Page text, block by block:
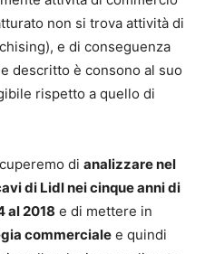
non si trova attività di
e di conseguenza
descritto è consono al suo
rispetto a quello di
di analizzare nel
di Lidl nei cinque anni di
al 2018 e di mettere in
commerciale e quindi